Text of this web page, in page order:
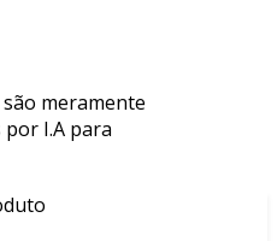
meramente
I.A para